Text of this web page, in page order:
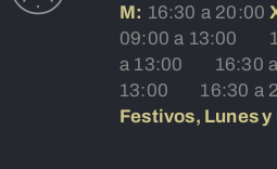
M: 16:30 a 20:00
09:00 a 13:00
a 13:00
16:30
13:00
16:30 a
Festivos, Lunes